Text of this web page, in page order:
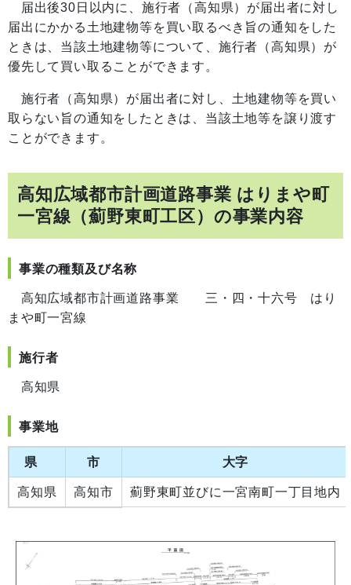
届出後30日以内に、施行者（高知県）が届出者に対し
届出にかかる土地建物等を買い取るべき旨の通知をした
ときは、当該土地建物等について、施行者（高知県）が
優先して買い取ることができます。
施行者（高知県）が届出者に対し、土地建物等を買い
取らない旨の通知をしたときは、当該土地等を譲り渡す
ことができます。
高知広域都市計画道路事業 はりまや町
一宮線（薊野東町工区）の事業内容
事業の種類及び名称
高知広域都市計画道路事業 三・四・十六号 はり
まや町一宮線
施行者
高知県
事業地
県 市 大字
高知県 高知市 薊野東町並びに一宮南町一丁目地内